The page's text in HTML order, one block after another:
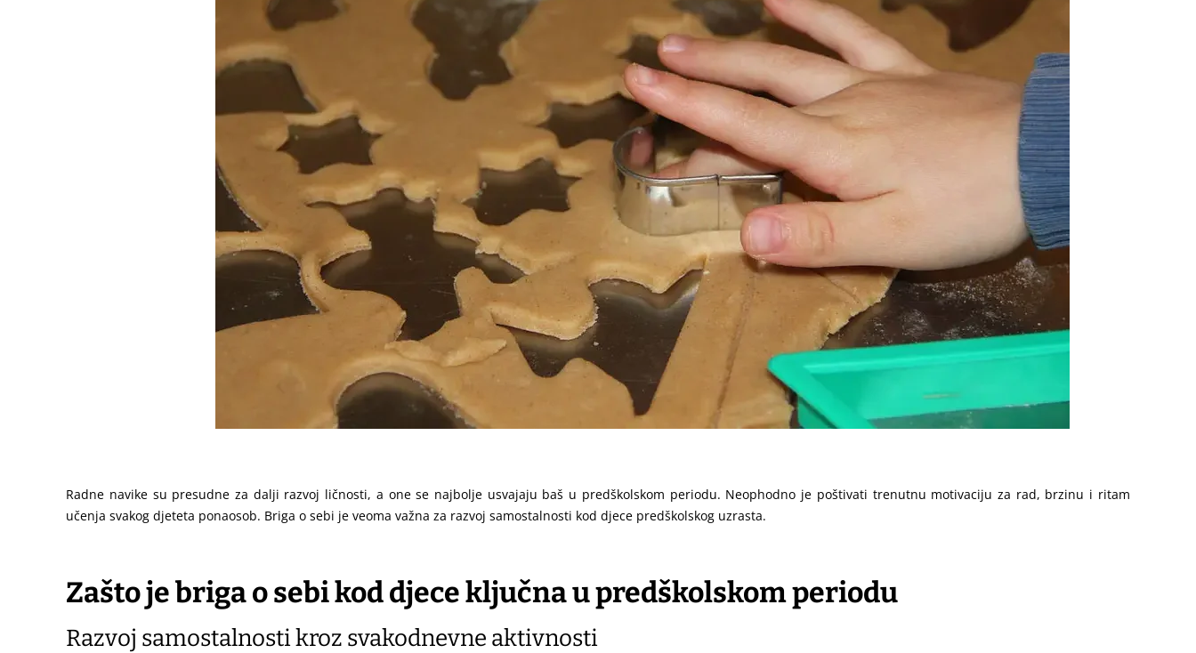
Radne navike su presudne za dalji razvoj ličnosti, a one se najbolje usvajaju baš u predškolskom periodu. Neophodno je poštivati trenutnu motivaciju za rad, brzinu i ritam
učenja svakog djeteta ponaosob. Briga o sebi je veoma važna za razvoj samostalnosti kod djece predškolskog uzrasta.
Zašto je briga o sebi kod djece ključna upredškolskom periodu
Razvoj samostalnosti kroz svakodnevne aktivnosti